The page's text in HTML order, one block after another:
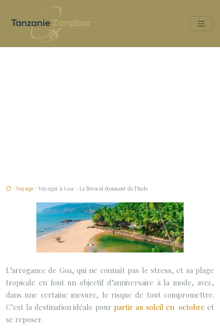
/ Voyage / Voyager à Goa – Le littoral étonnant de l’Inde
L’arrogance de Goa, qui ne connaît pas le stress, et sa plage
tropicale en font un objectif d’anniversaire à la mode, avec,
dans une certaine mesure, le risque de tout compromettre.
C’est la destination idéale pour partir au soleil en octobreet
se reposer.